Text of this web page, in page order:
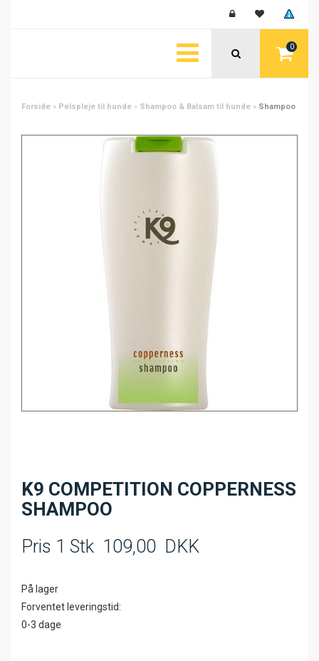
0
Forside » Pelspleje til hunde » Shampoo & Balsam til hunde » Shampoo
K9 COMPETITION COPPERNESS
SHAMPOO
Pris 1 Stk 109,00 DKK
På lager
Forventet leveringstid:
0-3 dage